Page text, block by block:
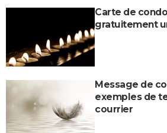
Carte de
gratuitement
Message de
exemples de
courrier